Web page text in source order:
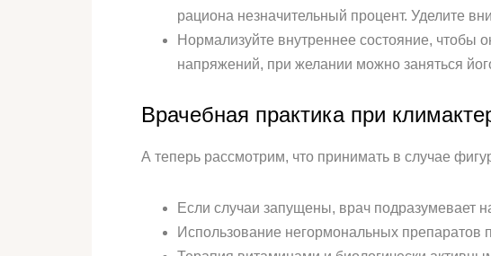
рациона незначительный процент. Уделите
Нормализуйте внутреннее состояние, чтобы
напряжений, при желании можно заняться
Врачебная практика при
А теперь рассмотрим, что принимать в случае
Если случаи запущены, врач подразумевает
Использование негормональных препаратов